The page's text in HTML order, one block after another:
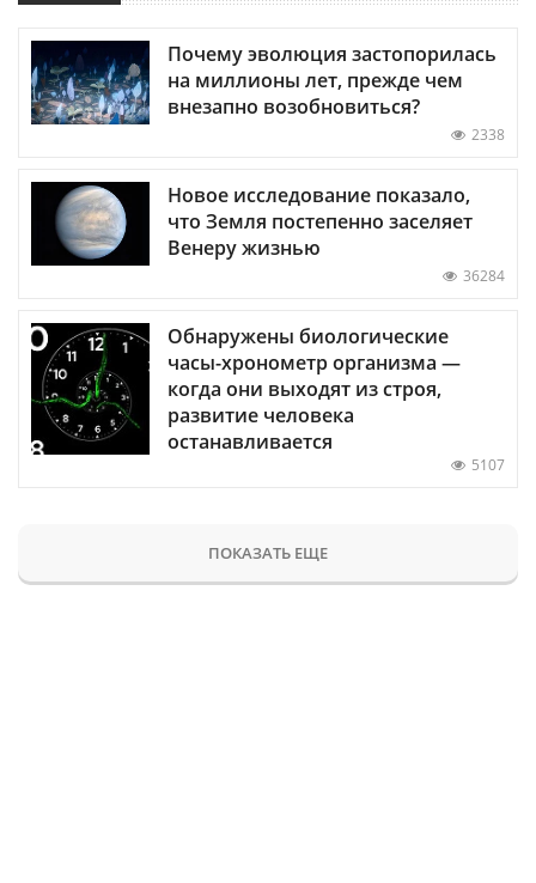
Почему эволюция застопорилась
на миллионы лет, прежде чем
внезапно возобновиться?
2338
Новое исследование показало,
что Земля постепенно заселяет
Венеру жизнью
36284
Обнаружены биологические
часы-хронометр организма —
когда они выходят из строя,
развитие человека
останавливается
5107
ПОКАЗАТЬ ЕЩЕ